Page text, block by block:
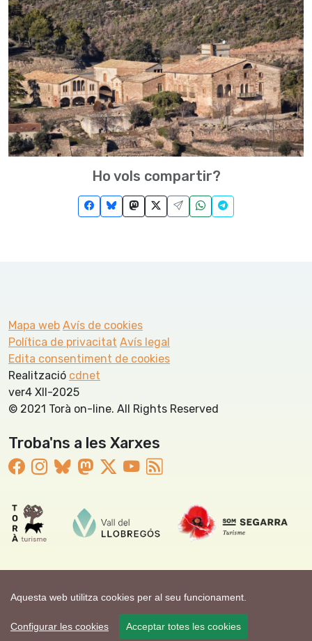
Aquesta web utilitza cookies per al seu funcionament.
Configurar les cookies Acceptar totes les cookies
Ho vols compartir?
Mapa web Avís de cookies
Política de privacitat Avís legal
Edita consentiment de cookies
Realització cdnet
ver4 XII-2025
© 2021 Torà on-line. All Rights Reserved
Troba'ns a les Xarxes